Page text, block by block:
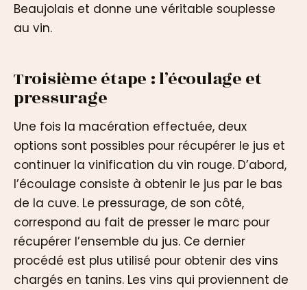
Beaujolais et donne une véritable souplesse
au vin.
Troisième étape : l’écoulage et
pressurage
Une fois la macération effectuée, deux
options sont possibles pour récupérer le jus et
continuer la vinification du vin rouge. D’abord,
l’écoulage consiste à obtenir le jus par le bas
de la cuve. Le pressurage, de son côté,
correspond au fait de presser le marc pour
récupérer l’ensemble du jus. Ce dernier
procédé est plus utilisé pour obtenir des vins
chargés en tanins. Les vins qui proviennent de